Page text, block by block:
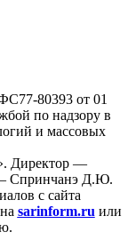
80393 от 01
по надзору в
и массовых
Директор —
Спринчанэ Д.Ю.
с сайта
sarinform.ru или